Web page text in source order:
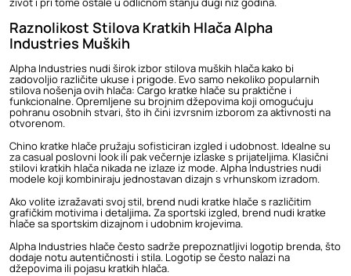
Raznolikost Stilova Kratkih Hlača Alpha
Industries Muških
Alpha Industries nudi širok izbor stilovamuških hlačakako bi
zadovoljio različite ukuse i prigode. Evo samo nekoliko popularnih
stilova nošenja ovih hlača: Cargo kratke hlače su praktične i
funkcionalne. Opremljene su brojnim džepovima koji omogućuju
pohranu osobnih stvari, što ih čini izvrsnim izborom za aktivnosti na
otvorenom.
Chino kratke hlače pružaju sofisticiran izgled i udobnost. Idealne su
za casual poslovni look ili pak večernje izlaske s prijateljima. Klasični
stilovi kratkih hlača nikada ne izlaze iz mode. Alpha Industries nudi
modele koji kombiniraju jednostavan dizajn s vrhunskom izradom.
Ako volite izražavati svoj stil, brend nudi kratke hlače s različitim
grafičkim motivima i detaljima. Za sportski izgled, brend nudi kratke
hlače sa sportskim dizajnom i udobnim krojevima.
Alpha Industries hlače često sadrže prepoznatljivi logotip brenda, što
dodaje notu autentičnosti i stila. Logotip se često nalazi na
džepovima ili pojasu kratkih hlača.